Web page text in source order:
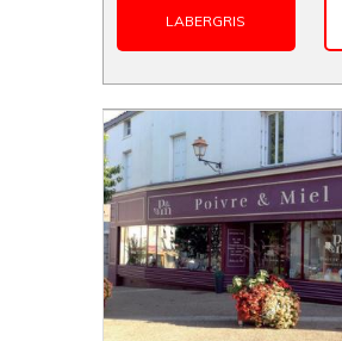
LABERGRIS